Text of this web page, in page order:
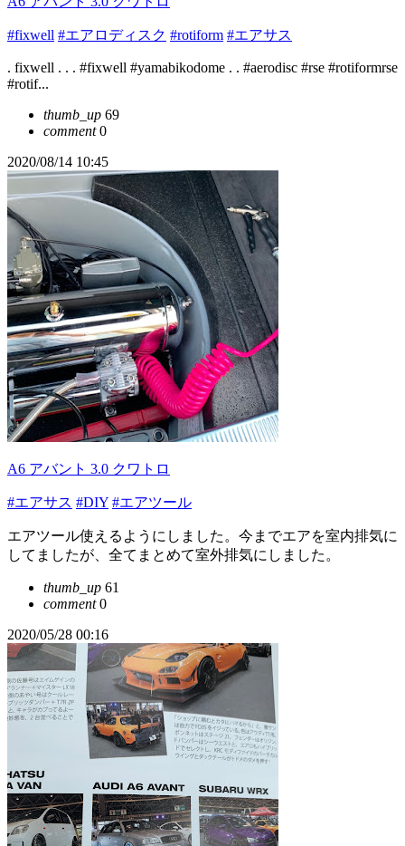
#fixwell #エアロディスク #rotiform #エアサス
. fixwell . . . #fixwell #yamabikodome . . #aerodisc #rse #rotiformrse
#rotif...
thumb_up 69
comment0
2020/08/14 10:45
A6 アバント 3.0 クワトロ
#エアサス #DIY #エアツール
エアツール使えるようにしました。今までエアを室内排気に
してましたが、全てまとめて室外排気にしました。
thumb_up 61
comment0
2020/05/28 00:16